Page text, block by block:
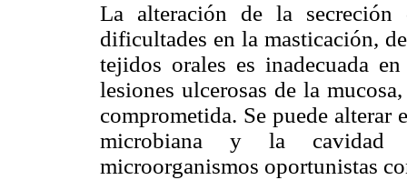
La alteración de la
dificultades en la masticación,
tejidos orales es inadecuada
lesiones ulcerosas de la
comprometida. Se puede
microbiana y la cavidad
microorganismos oportunistas